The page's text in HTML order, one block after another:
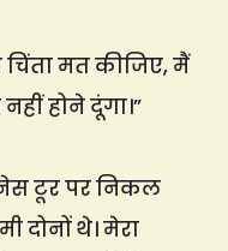
मत कीजिए, मैं
होने दूंगा।”
टूर पर निकल
दोनों थे। मेरा